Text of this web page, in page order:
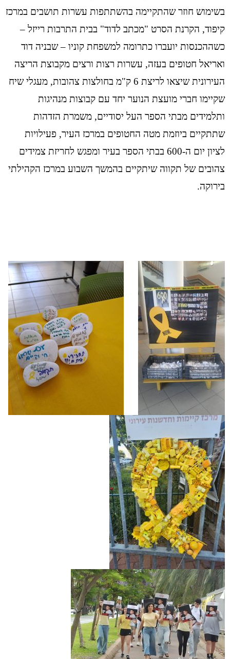
בשימוש חוזר שהתקיימה בהשתתפות עשרות תושבים במרכז
קיפוד, הקרנת הסרט "מכתב לדוד" בבית התרבות רייזל –
כשההכנסות יועברו כתרומה למשפחת קוניו – שבניה דוד
ואריאל חטופים בעזה, עשרות רצות ורצים מקבוצת הריצה
העירונית שיצאו לריצת 6 ק"מ בחולצות צהובות, מעגלי שיח
שקיימו חברי מועצת הנוער יחד עם קבוצות מנהיגות
ותלמידים מבתי הספר העל יסודיים, משמרת הזדהות
שתתקיים ביוזמת מטה החטופים במרכז העיר, פעילויות
לציון יום ה-600 בבתי הספר בעיר ומפגש לחריזת צמידים
צהובים של תקווה שיתקיים בהמשך השבוע במרכז הקהילתי
בירוקה.